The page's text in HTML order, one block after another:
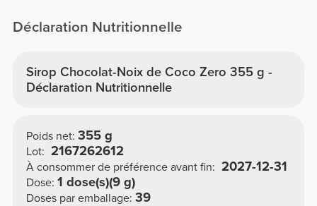
Déclaration Nutritionnelle
Sirop Chocolat-Noix de Coco Zero 355 g -
Déclaration Nutritionnelle
Poids net: 355 g
Lot: 2167262612
À consommer de préférence avant fin: 2027-12-31
Dose: 1 dose(s)(9 g)
Doses par emballage: 39